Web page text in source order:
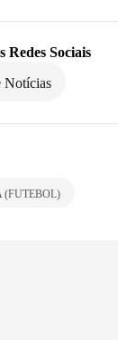
Redes Sociais
(FUTEBOL)